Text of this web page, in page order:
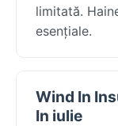
limitată.
esențiale.
Wind In
In iulie